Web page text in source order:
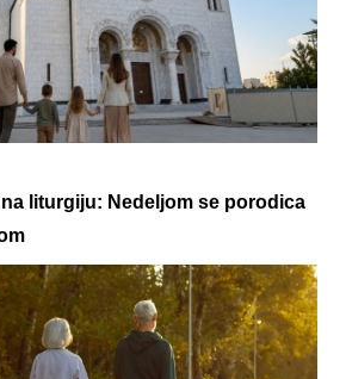
liturgiju: Nedeljom se porodica